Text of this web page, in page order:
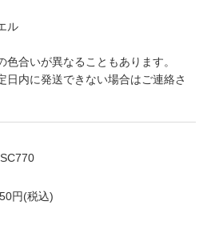
ル
合いが異なることもあります。
内に発送できない場合はご連絡さ
円(税込)